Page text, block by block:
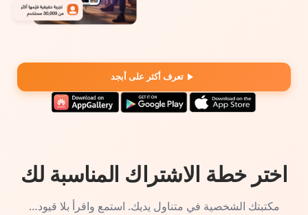
تعرف أكثر على أبجد
اختر خطة الاشتراك المناسبة لك
مكتبتك الشخصية في متناول يديك. استمع واقرأ بلا قيود…